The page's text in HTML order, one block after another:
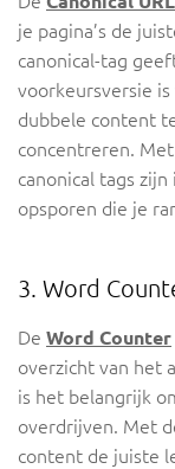
je pagina’s de
canonical-tag
voorkeursversie
dubbele content
concentreren.
canonical tags
opsporen die je
3. Word
De Word Counter
overzicht van het
is het belangrijk
overdrijven. Met
content de juiste